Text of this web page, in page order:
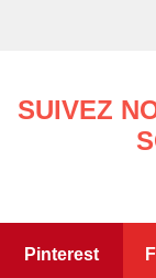
SUIVEZ
Pinterest